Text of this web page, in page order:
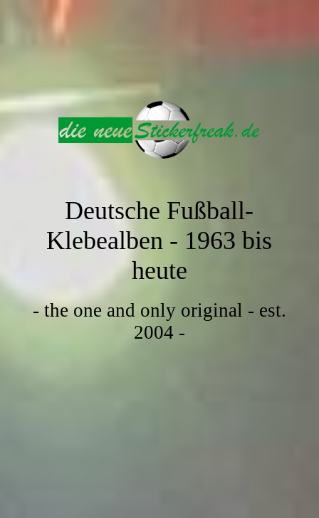
Deutsche Fußball-
Klebealben - 1963 bis
heute
- the one and only original - est.
2004 -